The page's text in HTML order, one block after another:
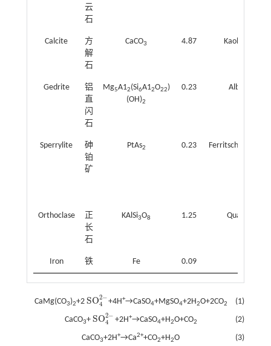
云
石
Calcite
方
解
石
CaCO3 4.87 Kaolinite
Gedrite
铝
直
闪
石
Mg5A12(Si6A12O22)
(OH)2
0.23 Albite
Sperrylite
砷
铂
矿
PtAs2 0.23 Ferritschermakite
Orthoclase
正
长
石
KAlSi3O8 1.25 Quartz
Iron 铁 Fe 0.09
(1)
CaMg(CO3)2+2 SO2−
4
SO42 +4H+→CaSO4+MgSO4+2H2O+2CO2
(2)
CaCO3+SO2−
4
SO42 +2H+→CaSO4+H2O+CO2
(3)
CaCO3+2H+→Ca2++CO2+H2O